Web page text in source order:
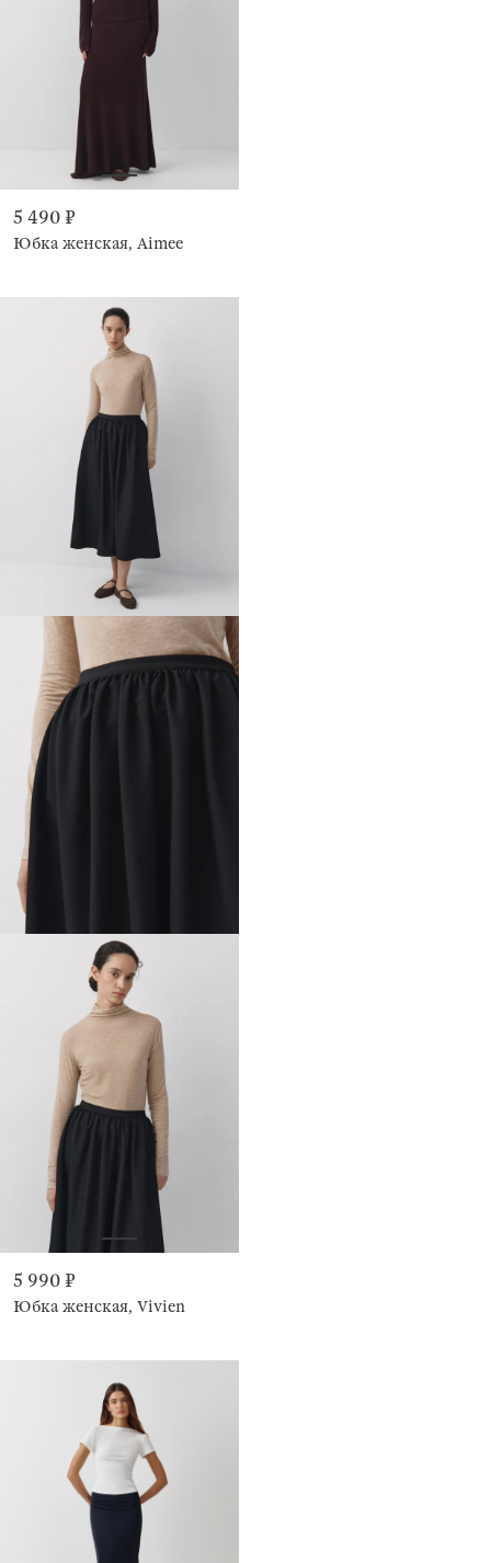
5 490 ₽
Юбка женская, Aimee
5 990 ₽
Юбка женская, Vivien